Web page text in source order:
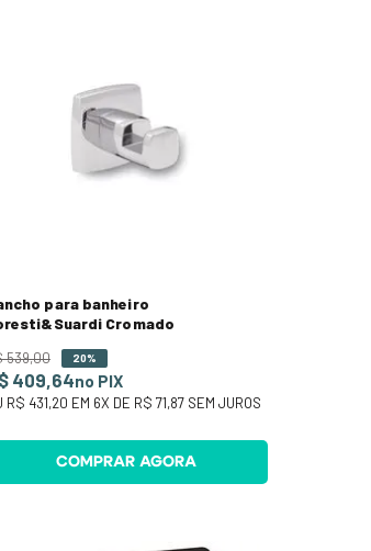
para banheiro
Cromado
539,00 20%
409,64no PIX
R$ 431,20 EM 6X DE R$ 71,87SEM JUROS
COMPRAR AGORA